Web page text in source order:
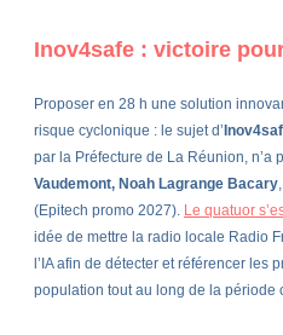
Inov4safe : victoire
Proposer en 28 h une solution
risque cyclonique : le sujet d’
par la Préfecture de La Réunion, n’a
Vaudemont, Noah Lagrange Bacary,
(Epitech promo 2027). Le quatuor
idée de mettre la radio locale Radio
l’IA afin de détecter et référencer les
population tout au long de la période